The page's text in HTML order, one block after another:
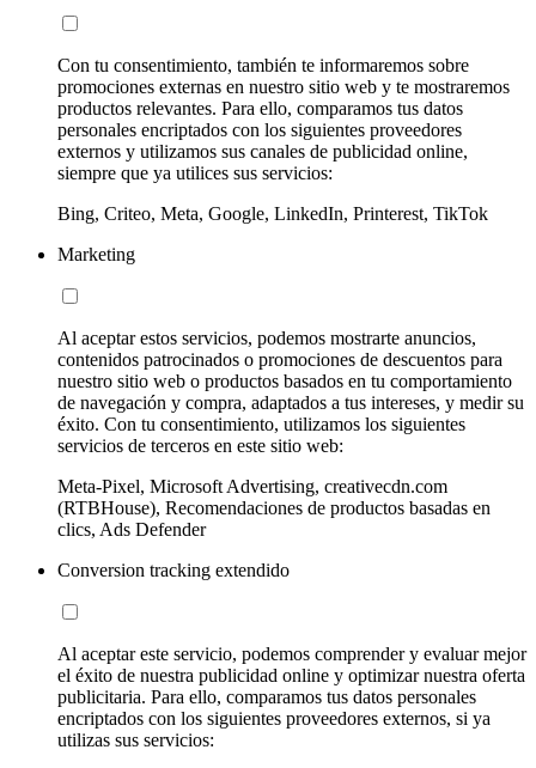
Con tu consentimiento, también te informaremos sobre
promociones externas en nuestro sitio web y te mostraremos
productos relevantes. Para ello, comparamos tus datos
personales encriptados con los siguientes proveedores
externos y utilizamos sus canales de publicidad online,
siempre que ya utilices sus servicios:
Bing, Criteo, Meta, Google, LinkedIn, Printerest, TikTok
Marketing
Al aceptar estos servicios, podemos mostrarte anuncios,
contenidos patrocinados o promociones de descuentos para
nuestro sitio web o productos basados en tu comportamiento
de navegación y compra, adaptados a tus intereses, y medir su
éxito. Con tu consentimiento, utilizamos los siguientes
servicios de terceros en este sitio web:
Meta-Pixel, Microsoft Advertising, creativecdn.com
(RTBHouse), Recomendaciones de productos basadas en
clics, Ads Defender
Conversion tracking extendido
Al aceptar este servicio, podemos comprender y evaluar mejor
el éxito de nuestra publicidad online y optimizar nuestra oferta
publicitaria. Para ello, comparamos tus datos personales
encriptados con los siguientes proveedores externos, si ya
utilizas sus servicios: